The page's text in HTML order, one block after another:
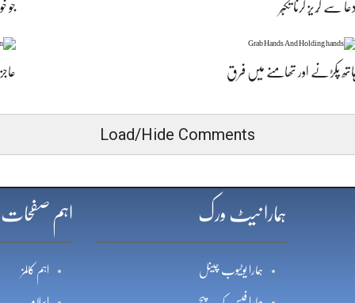
سے گُریز کرنا تکبّر جو
پکڑنے اور تھامنے میں فرق
Load/Hide Comments
ہمارا نیٹ ورک
ہمارا یوٹیوب چینل
اہم صفحات
اہم کالمز